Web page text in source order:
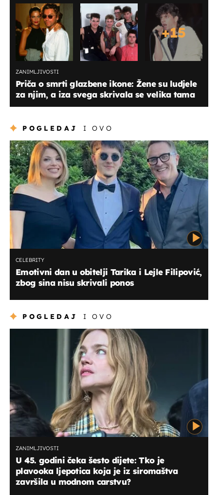
+15
ZANIMLJIVOSTI
Priča o smrti glazbene ikone: Žene su ludjele
za njim, a iza svega skrivala se velika tama
POGLEDAJ I OVO
CELEBRITY
Emotivni dan u obitelji Tarika i Lejle Filipović,
zbog sina nisu skrivali ponos
POGLEDAJ I OVO
ZANIMLJIVOSTI
U 45. godini čeka šesto dijete: Tko je
plavooka ljepotica koja je iz siromaštva
završila u modnom carstvu?